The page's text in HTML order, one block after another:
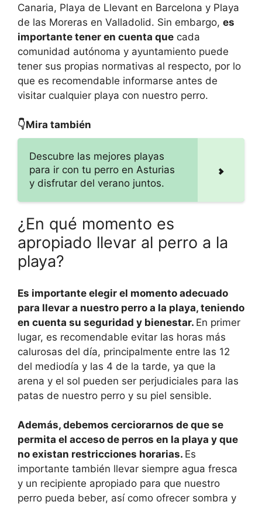
Canaria, Playa de Llevant en Barcelona y Playa
de las Moreras en Valladolid. Sin embargo, es
importante tener en cuenta que cada
comunidad autónoma y ayuntamiento puede
tener sus propias normativas al respecto, por lo
que es recomendable informarse antes de
visitar cualquier playa con nuestro perro.
👇Mira también
Descubre las mejores playas
para ir con tu perro en Asturias
y disfrutar del verano juntos.
¿En qué momento es
apropiado llevar al perro a la
playa?
Es importante elegir el momento adecuado
para llevar a nuestro perro a la playa, teniendo
en cuenta su seguridad y bienestar. En primer
lugar, es recomendable evitar las horas más
calurosas del día, principalmente entre las 12
del mediodía y las 4 de la tarde, ya que la
arena y el sol pueden ser perjudiciales para las
patas de nuestro perro y su piel sensible.
Además, debemos cerciorarnos de que se
permita el acceso de perros en la playa y que
no existan restricciones horarias. Es
importante también llevar siempre agua fresca
y un recipiente apropiado para que nuestro
perro pueda beber, así como ofrecer sombra y